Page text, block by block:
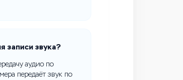
записи звука?
аудио по
передаёт звук по